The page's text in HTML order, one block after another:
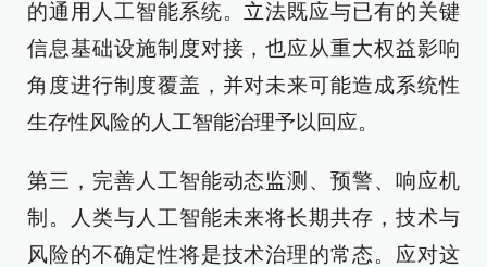
的通用人工智能系统。立法既应与已有的关键
信息基础设施制度对接，也应从重大权益影响
角度进行制度覆盖，并对未来可能造成系统性
生存性风险的人工智能治理予以回应。
第三，完善人工智能动态监测、预警、响应机
制。人类与人工智能未来将长期共存，技术与
风险的不确定性将是技术治理的常态。应对这